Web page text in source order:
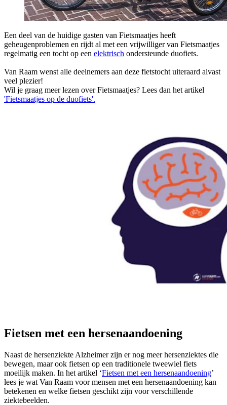
Een deel van de huidige gasten van Fietsmaatjes heeft
geheugenproblemen en rijdt al met een vrijwilliger van Fietsmaatjes
regelmatig een tocht op een elektrisch ondersteunde duofiets.
Van Raam wenst alle deelnemers aan deze fietstocht uiteraard alvast
veel plezier!
Wil je graag meer lezen over Fietsmaatjes? Lees dan het artikel
'Fietsmaatjes op de duofiets'.
Fietsen met een hersenaandoening
Naast de hersenziekte Alzheimer zijn er nog meer hersenziektes die
bewegen, maar ook fietsen op een traditionele tweewiel fiets
moeilijk maken. In het artikel ‘Fietsen met een hersenaandoening’
lees je wat Van Raam voor mensen met een hersenaandoening kan
betekenen en welke fietsen geschikt zijn voor verschillende
ziektebeelden.